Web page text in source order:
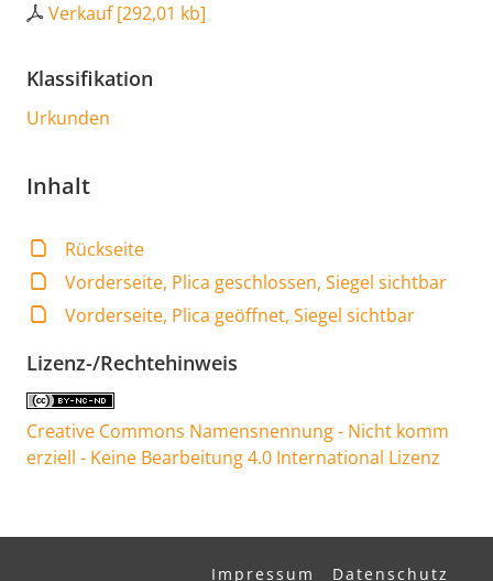
Verkauf[292,01 kb]
Klassifikation
Urkunden
Inhalt
Rückseite
Vorderseite, Plica geschlossen, Siegel sichtbar
Vorderseite, Plica geöffnet, Siegel sichtbar
Lizenz-/Rechtehinweis
Creative Commons Namensnennung - Nicht komm
erziell - Keine Bearbeitung 4.0 International Lizenz
Impressum Datenschutz